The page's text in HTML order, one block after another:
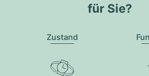
für Sie?
Zustand